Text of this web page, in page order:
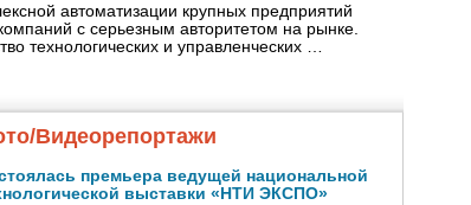
автоматизации крупных предприятий
с серьезным авторитетом на рынке.
технологических и управленческих …
Видеорепортажи
премьера ведущей национальной
выставки «НТИ ЭКСПО»